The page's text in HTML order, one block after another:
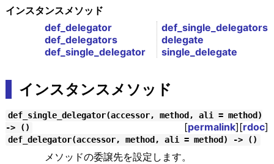
インスタンスメソッド
def_delegator
def_delegators
def_single_delegator
def_single_delegators
delegate
single_delegate
インスタンスメソッド
def_single_delegator(accessor, method, ali = method)
-> ()
[permalink][rdoc]
def_delegator(accessor, method, ali = method) -> ()
メソッドの委譲先を設定します。